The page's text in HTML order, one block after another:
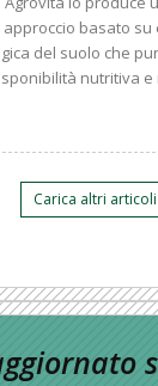
approccio basato
del suolo che
nutritiva
Carica altri articoli